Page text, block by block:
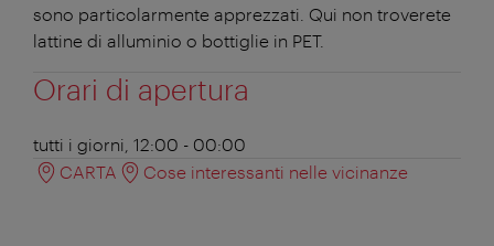
sono particolarmente apprezzati. Qui non troverete
lattine di alluminio o bottiglie in PET.
Orari di apertura
tutti i giorni, 12:00 - 00:00
CARTA
Cose interessanti nelle vicinanze